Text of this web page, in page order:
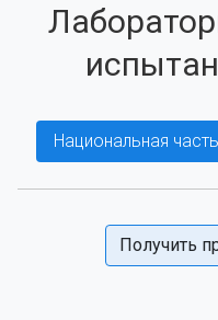
Национальная часть
Получить